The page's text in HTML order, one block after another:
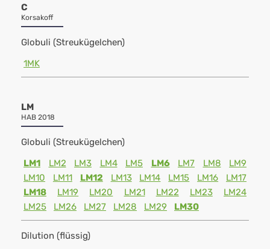
C
Korsakoff
Globuli (Streukügelchen)
1MK
LM
HAB 2018
Globuli (Streukügelchen)
LM1
LM2 LM3 LM4 LM5 LM6 LM7 LM8
LM9
LM10
LM11 LM12 LM13 LM14 LM15 LM16
LM17
LM18
LM19 LM20 LM21 LM22 LM23
LM24
LM25
LM26 LM27 LM28 LM29 LM30
Dilution (flüssig)